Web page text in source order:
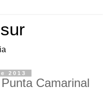
2013
Camarinal